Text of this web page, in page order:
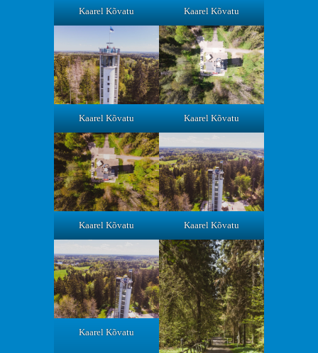
Kaarel Kõvatu Kaarel Kõvatu
Kaarel Kõvatu Kaarel Kõvatu
Kaarel Kõvatu Kaarel Kõvatu
Kaarel Kõvatu